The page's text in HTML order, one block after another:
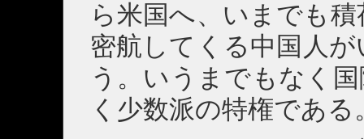
ら米国へ、いまでも
密航してくる中国人
う。いうまでもなく
く少数派の特権である